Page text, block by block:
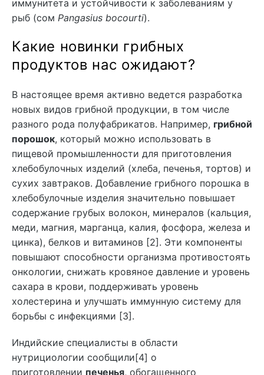
иммунитета и устойчивости к заболеваниям у
рыб (сом Pangasius bocourti).
Какие новинки грибных
продуктов нас ожидают?
В настоящее время активно ведется разработка
новых видов грибной продукции, в том числе
разного рода полуфабрикатов. Например, грибной
порошок, который можно использовать в
пищевой промышленности для приготовления
хлебобулочных изделий (хлеба, печенья, тортов) и
сухих завтраков. Добавление грибного порошка в
хлебобулочные изделия значительно повышает
содержание грубых волокон, минералов (кальция,
меди, магния, марганца, калия, фосфора, железа и
цинка), белков и витаминов [2]. Эти компоненты
повышают способности организма противостоять
онкологии, снижать кровяное давление и уровень
сахара в крови, поддерживать уровень
холестерина и улучшать иммунную систему для
борьбы с инфекциями [3].
Индийские специалисты в области
нутрициологии сообщили[4] о
приготовлении печенья, обогащенного